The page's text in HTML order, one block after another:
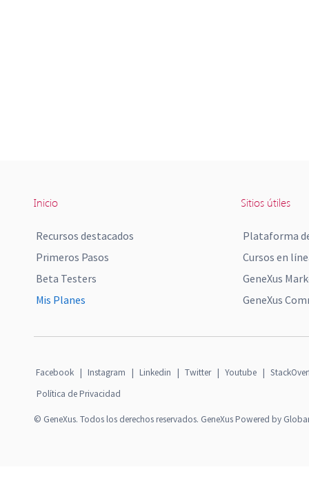
Inicio
Recursos destacados
Primeros Pasos
Beta Testers
Mis Planes
Sitios útiles
Plataforma
Cursos en
GeneXus
GeneXus
Facebook | Instagram | Linkedin | Twitter | Youtube |
Política de Privacidad
© GeneXus. Todos los derechos reservados. GeneXus Powered by